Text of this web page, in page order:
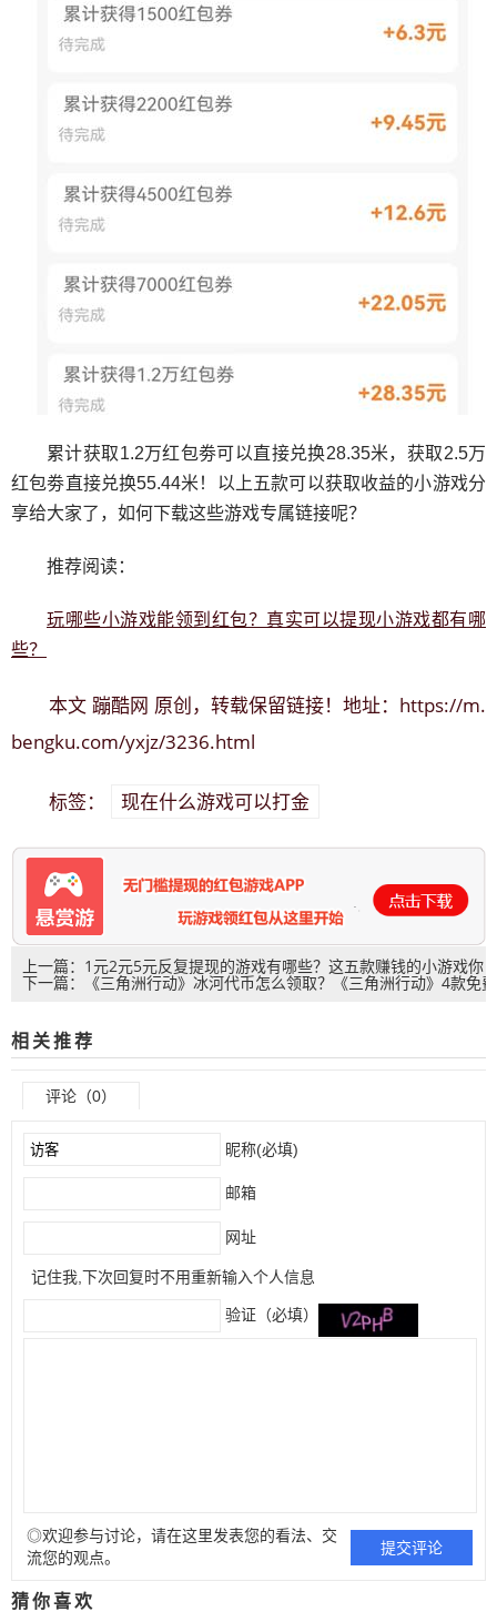
累计获取1.2万红包劵可以直接兑换28.35米，获取2.5万
红包劵直接兑换55.44米！以上五款可以获取收益的小游戏分
享给大家了，如何下载这些游戏专属链接呢？
推荐阅读：
玩哪些小游戏能领到红包？真实可以提现小游戏都有哪
些？
本文 蹦酷网 原创，转载保留链接！地址： https://m.
bengku.com/yxjz/3236.html
标签： 现在什么游戏可以打金
上一篇：1元2元5元反复提现的游戏有哪些？这五款赚钱的小游戏你
玩过几款？
下一篇：《三角洲行动》冰河代币怎么领取？《三角洲行动》4款免费
相关推荐
评论（0）
昵称(必填)
邮箱
网址
记住我,下次回复时不用重新输入个人信息
验证（必填）
◎欢迎参与讨论，请在这里发表您的看法、交
流您的观点。
猜你喜欢